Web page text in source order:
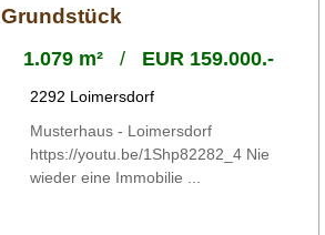
Grundstück
1.079 m²/ EUR 159.000.-
2292 Loimersdorf
Musterhaus - Loimersdorf
https://youtu.be/1Shp82282_4 Nie
wieder eine Immobilie ...